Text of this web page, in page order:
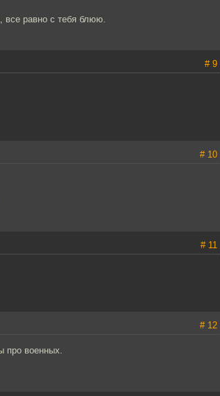
все равно с тебя блюю.
# 9
# 10
# 11
# 12
про военных.